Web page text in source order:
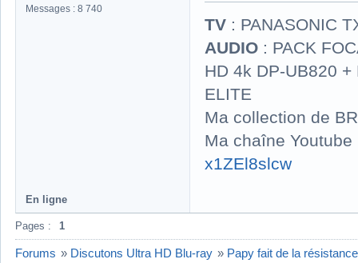
Messages : 8 740
TV : PANASONIC
AUDIO : PACK
HD 4k DP-UB820
ELITE
Ma collection de
Ma chaîne
x1ZEl8slcw
En ligne
Pages : 1
Forums » Discutons Ultra HD Blu-ray » Papy fait de la